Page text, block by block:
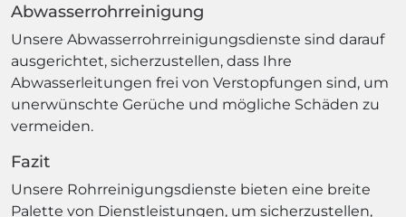
Abwasserrohrreinigung
Unsere Abwasserrohrreinigungsdienste sind darauf
ausgerichtet, sicherzustellen, dass Ihre
Abwasserleitungen frei von Verstopfungen sind, um
unerwünschte Gerüche und mögliche Schäden zu
vermeiden.
Fazit
Unsere Rohrreinigungsdienste bieten eine breite
Palette von Dienstleistungen, um sicherzustellen,